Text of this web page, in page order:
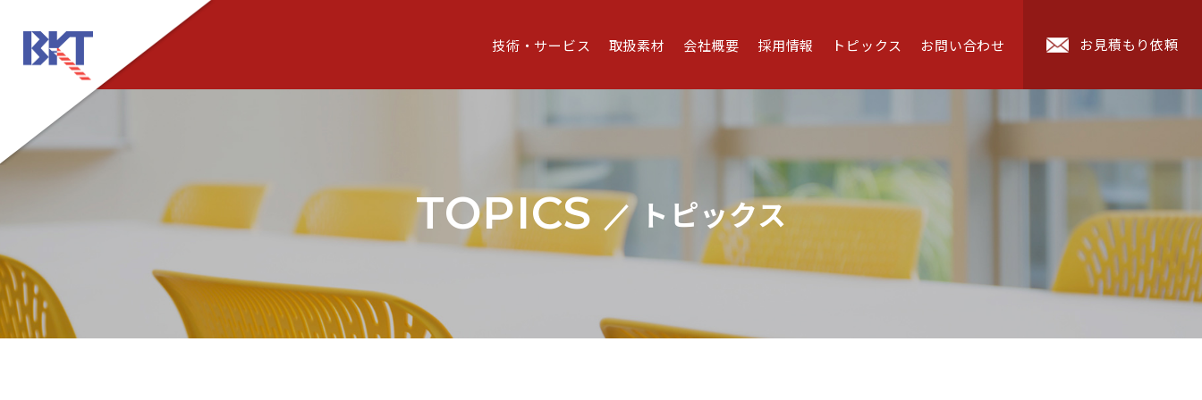
技術・サービス 取扱素材 会社概要 採用情報 トピックス お問い合わせ お見積もり依頼
TOPICS トピックス